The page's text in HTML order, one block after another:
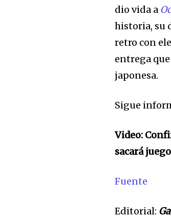
dio vida a
historia, su
retro con
entrega
japonesa.
Sigue
Video:
sacará
Fuente
Editorial: